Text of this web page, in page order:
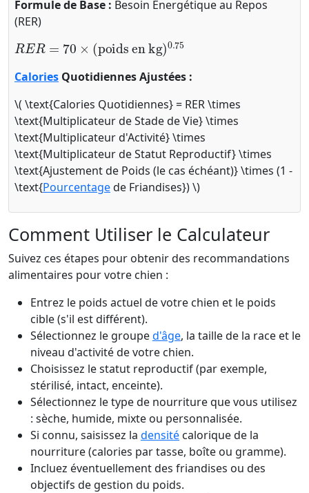
Formule de Base : Besoin Énergétique au Repos
(RER)
RER= poids en kg )0.75
Calories Quotidiennes Ajustées :
\( \text{Calories Quotidiennes} = RER \times
\text{Multiplicateur de Stade de Vie} \times
\text{Multiplicateur d'Activité} \times
\text{Multiplicateur de Statut Reproductif} \times
\text{Ajustement de Poids (le cas échéant)} \times (1 -
\text{Pourcentagede Friandises}) \)
Comment Utiliser le Calculateur
Suivez ces étapes pour obtenir des recommandations
alimentaires pour votre chien :
Entrez le poids actuel de votre chien et le poids
cible (s'il est différent).
Sélectionnez le grouped'âge, la taille de la race et le
niveau d'activité de votre chien.
Choisissez le statut reproductif (par exemple,
stérilisé, intact, enceinte).
Sélectionnez le type de nourriture que vous utilisez
: sèche, humide, mixte ou personnalisée.
Si connu, saisissez la densité calorique de la
nourriture (calories par tasse, boîte ou gramme).
Incluez éventuellement des friandises ou des
objectifs de gestion du poids.